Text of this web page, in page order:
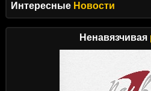
Интересные Новости
Ненавязчивая